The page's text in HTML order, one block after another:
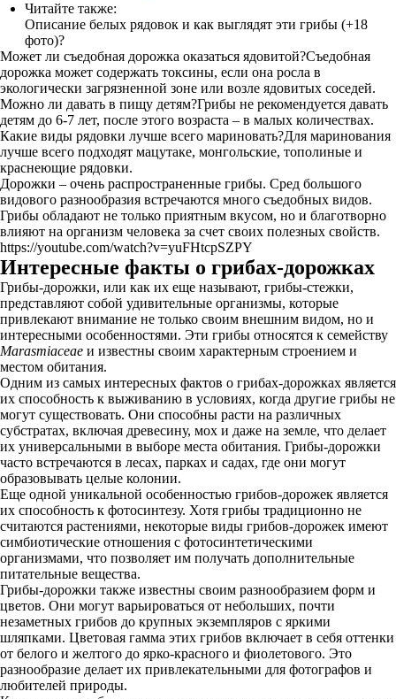
Читайте также:
Описание белых рядовок и как выглядят эти грибы (+18
фото)?
Может ли съедобная дорожка оказаться ядовитой?Съедобная
дорожка может содержать токсины, если она росла в
экологически загрязненной зоне или возле ядовитых соседей.
Можно ли давать в пищу детям?Грибы не рекомендуется давать
детям до 6-7 лет, после этого возраста – в малых количествах.
Какие виды рядовки лучше всего мариновать?Для маринования
лучше всего подходят мацутаке, монгольские, тополиные и
краснеющие рядовки.
Дорожки – очень распространенные грибы. Сред большого
видового разнообразия встречаются много съедобных видов.
Грибы обладают не только приятным вкусом, но и благотворно
влияют на организм человека за счет своих полезных свойств.
https://youtube.com/watch?v=yuFHtcpSZPY
Интересные факты о грибах-дорожках
Грибы-дорожки, или как их еще называют, грибы-стежки,
представляют собой удивительные организмы, которые
привлекают внимание не только своим внешним видом, но и
интересными особенностями. Эти грибы относятся к семейству
Marasmiaceae и известны своим характерным строением и
местом обитания.
Одним из самых интересных фактов о грибах-дорожках является
их способность к выживанию в условиях, когда другие грибы не
могут существовать. Они способны расти на различных
субстратах, включая древесину, мох и даже на земле, что делает
их универсальными в выборе места обитания. Грибы-дорожки
часто встречаются в лесах, парках и садах, где они могут
образовывать целые колонии.
Еще одной уникальной особенностью грибов-дорожек является
их способность к фотосинтезу. Хотя грибы традиционно не
считаются растениями, некоторые виды грибов-дорожек имеют
симбиотические отношения с фотосинтетическими
организмами, что позволяет им получать дополнительные
питательные вещества.
Грибы-дорожки также известны своим разнообразием форм и
цветов. Они могут варьироваться от небольших, почти
незаметных грибов до крупных экземпляров с яркими
шляпками. Цветовая гамма этих грибов включает в себя оттенки
от белого и желтого до ярко-красного и фиолетового. Это
разнообразие делает их привлекательными для фотографов и
любителей природы.